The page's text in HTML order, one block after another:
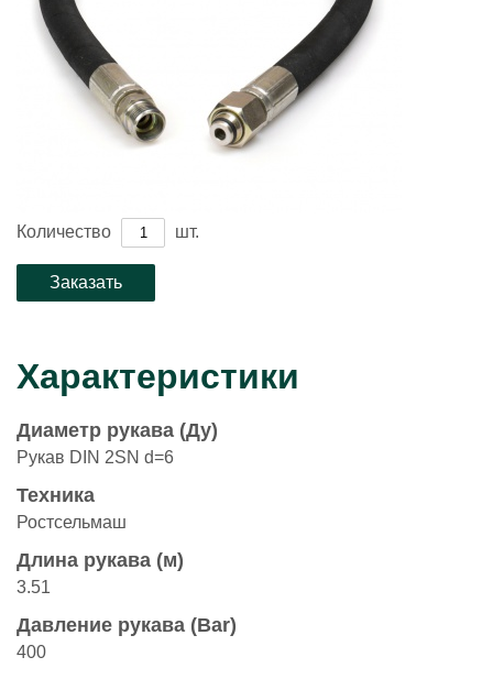
Количество шт.
Характеристики
Диаметр рукава (Ду)
Рукав DIN 2SN d=6
Техника
Ростсельмаш
Длина рукава (м)
3.51
Давление рукава (Bar)
400